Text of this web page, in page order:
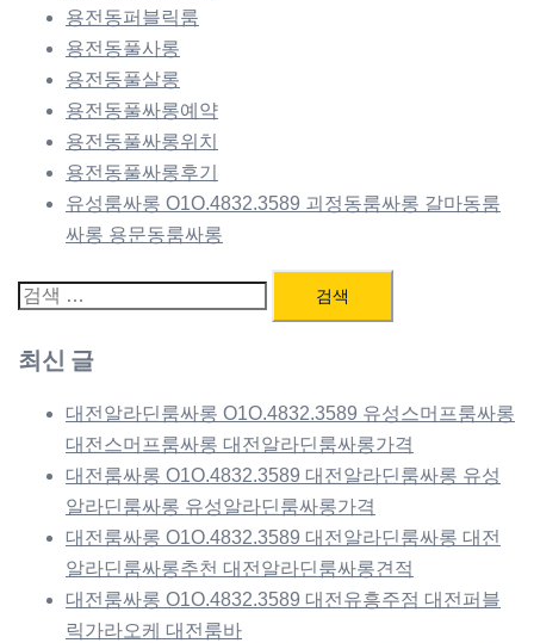
용전동퍼블릭룸
용전동풀사롱
용전동풀살롱
용전동풀싸롱예약
용전동풀싸롱위치
용전동풀싸롱후기
유성룸싸롱 O1O.4832.3589 괴정동룸싸롱 갈마동룸
싸롱 용문동룸싸롱
검
최신 글
대전알라딘룸싸롱 O1O.4832.3589 유성스머프룸싸롱
대전스머프룸싸롱 대전알라딘룸싸롱가격
대전룸싸롱 O1O.4832.3589 대전알라딘룸싸롱 유성
알라딘룸싸롱 유성알라딘룸싸롱가격
대전룸싸롱 O1O.4832.3589 대전알라딘룸싸롱 대전
알라딘룸싸롱추천 대전알라딘룸싸롱견적
대전룸싸롱 O1O.4832.3589 대전유흥주점 대전퍼블
릭가라오케 대전룸바